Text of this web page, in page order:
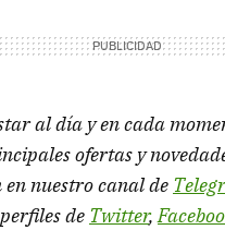
al día y en cada
ofertas y
en nuestro canal de
de Twitter,